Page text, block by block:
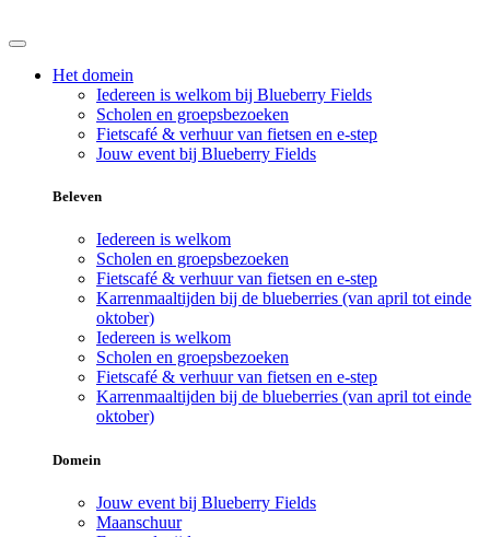
Het domein
Iedereen is welkom bij Blueberry Fields
Scholen en groepsbezoeken
Fietscafé & verhuur van fietsen en e-step
Jouw event bij Blueberry Fields
Beleven
Iedereen is welkom
Scholen en groepsbezoeken
Fietscafé & verhuur van fietsen en e-step
Karrenmaaltijden bij de blueberries (van april tot einde
oktober)
Iedereen is welkom
Scholen en groepsbezoeken
Fietscafé & verhuur van fietsen en e-step
Karrenmaaltijden bij de blueberries (van april tot einde
oktober)
Domein
Jouw event bij Blueberry Fields
Maanschuur